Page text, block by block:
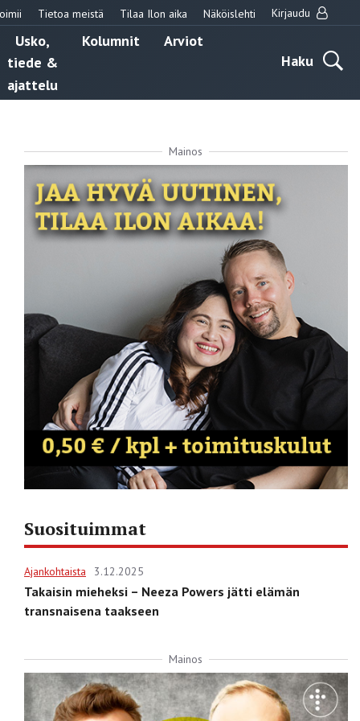
Tietoa meistä Tilaa Ilon aika Näköislehti Kirjaudu
Usko,
tiede &
ajattelu
Kolumnit
Arviot
Haku
Mainos
Suosituimmat
Ajankohtaista 3.12.2025
Takaisin mieheksi – Neeza Powers jätti elämän
transnaisena taakseen
Mainos